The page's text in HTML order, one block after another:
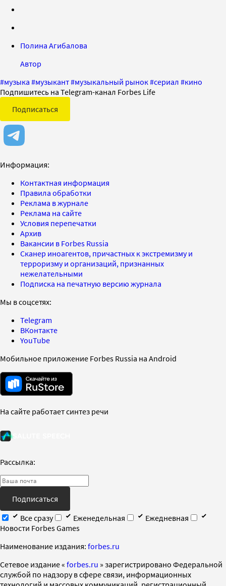
Полина Агибалова
Автор
#музыка #музыкант#музыкальный рынок#сериал #кино
Подпишитесь на Telegram-канал Forbes Life
Подписаться
Информация:
Контактная информация
Правила обработки
Реклама в журнале
Реклама на сайте
Условия перепечатки
Архив
Вакансии в Forbes Russia
Сканер иноагентов, причастных к экстремизму и
терроризму и организаций, признанных
нежелательными
Подписка на печатную версию журнала
Мы в соцсетях:
Telegram
ВКонтакте
YouTube
Мобильное приложение Forbes Russia на Android
На сайте работает синтез речи
Рассылка:
Подписаться
Все сразу
Еженедельная
Ежедневная
Новости Forbes Games
Наименование издания: forbes.ru
Cетевое издание « forbes.ru » зарегистрировано Федеральной
службой по надзору в сфере связи, информационных